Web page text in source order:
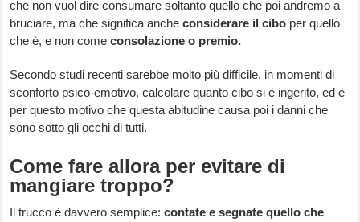
che non vuol dire consumare soltanto quello che poi andremo a
bruciare, ma che significa ancheconsiderare il cibo per quello
che è, e non comeconsolazione o premio.
Secondo studi recenti sarebbe molto più difficile, in momenti di
sconforto psico-emotivo, calcolare quanto cibo si è ingerito, ed è
per questo motivo che questa abitudine causa poi i danni che
sono sotto gli occhi di tutti.
Come fare allora per evitare di
mangiare troppo?
Il trucco è davvero semplice:contate e segnate quello che